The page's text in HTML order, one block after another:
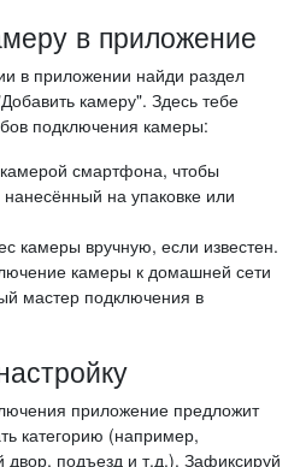
в приложение
в приложении найди раздел
камеру". Здесь тебе
подключения камеры:
смартфона, чтобы
нанесённый на упаковке или
камеры вручную, если известен.
камеры к домашней сети
мастер подключения в
приложение предложит
категорию (например,
подъезд и т.д.). Зафиксируй